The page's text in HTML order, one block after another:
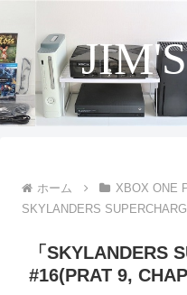
ホーム
XBOX ONE
SKYLANDERS
「SKYLANDERS
#16(PRAT 9,